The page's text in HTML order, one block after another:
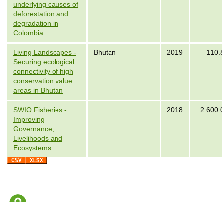
underlying causes of
deforestation and
degradation in
Colombia
Living Landscapes -
Securing ecological
connectivity of high
conservation value
areas in Bhutan
Bhutan 2019
SWIO Fisheries -
Improving
Governance,
Livelihoods and
Ecosystems
2018